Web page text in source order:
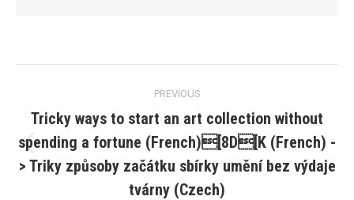
navigation
PREVIOUS
Previous
post:
Tricky ways to start an art collection without
spending a fortune (French)[8D[K (French) -
> Triky způsoby začátku sbírky umění bez výdaje
tvárny (Czech)